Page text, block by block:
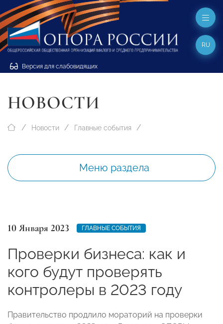
Версия для слабовидящих
RU
НОВОСТИ
Новости Главные события
Меню раздела
10 Января 2023 ГЛАВНЫЕ СОБЫТИЯ
Проверки бизнеса: как и
кого будут проверять
контролеры в 2023 году
Правительство продлило мораторий на проверки